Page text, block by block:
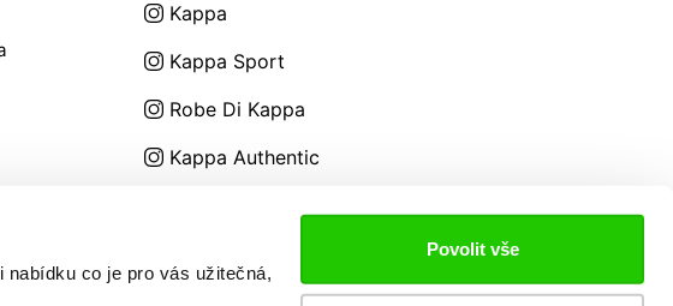
co je pro vás užitečná,
Povolit vše
Kappa
Kappa Sport
Robe Di Kappa
Kappa Authentic